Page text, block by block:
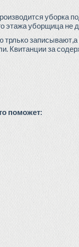
уборка
этажа уборщица не
записывают,а
Квитанции за
поможет: